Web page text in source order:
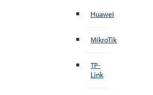
Huawei
MikroTik
TP-
Link